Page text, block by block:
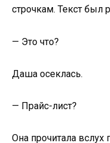
строчкам. Текст был
— Это что?
Даша осеклась.
— Прайс-лист?
Она прочитала вслух